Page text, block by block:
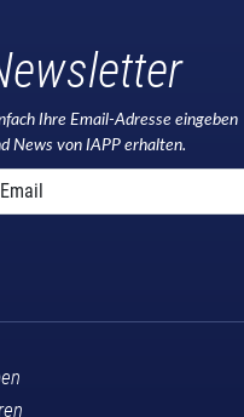
Ihre Email-Adresse eingeben
News von IAPP erhalten.